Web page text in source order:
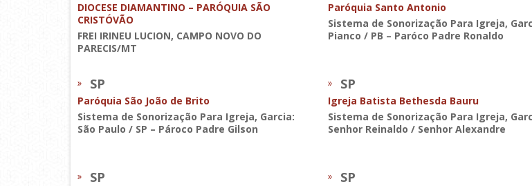
DIOCESE DIAMANTINO – PARÓQUIA SÃO
CRISTÓVÃO
FREI IRINEU LUCION, CAMPO NOVO DO
PARECIS/MT
Paróquia Santo Antonio
Sistema de Sonorização Para Igreja,
Pianco / PB – Paróco Padre Ronaldo
SP
Paróquia São João de Brito
Sistema de Sonorização Para Igreja, Garcia:
São Paulo / SP – Pároco Padre Gilson
SP
Igreja Batista Bethesda Bauru
Sistema de Sonorização Para Igreja,
Senhor Reinaldo / Senhor Alexandre
SP SP